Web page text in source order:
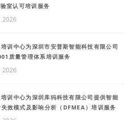
室认可培训服务
2026
训中心为深圳市安普斯智能科技有限公司
质量管理体系培训服务
2026
训中心为深圳库犸科技有限公司提供智能
效模式及影响分析（DFMEA）培训服务